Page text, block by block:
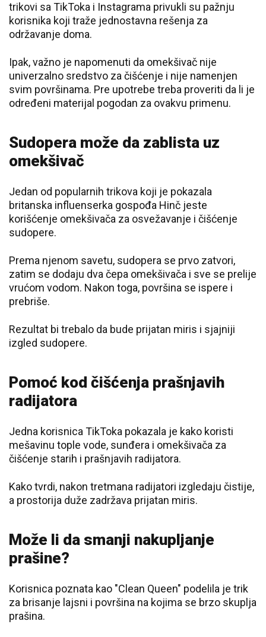
trikovi sa TikToka i Instagrama privukli su pažnju
korisnika koji traže jednostavna rešenja za
održavanje doma.
Ipak, važno je napomenuti da omekšivač nije
univerzalno sredstvo za čišćenje i nije namenjen
svim površinama. Pre upotrebe treba proveriti da li je
određeni materijal pogodan za ovakvu primenu.
Sudopera može da zablista uz
omekšivač
Jedan od popularnih trikova koji je pokazala
britanska influenserka gospođa Hinč jeste
korišćenje omekšivača za osvežavanje i čišćenje
sudopere.
Prema njenom savetu, sudopera se prvo zatvori,
zatim se dodaju dva čepa omekšivača i sve se prelije
vrućom vodom. Nakon toga, površina se ispere i
prebriše.
Rezultat bi trebalo da bude prijatan miris i sjajniji
izgled sudopere.
Pomoć kod čišćenja prašnjavih
radijatora
Jedna korisnica TikToka pokazala je kako koristi
mešavinu tople vode, sunđera i omekšivača za
čišćenje starih i prašnjavih radijatora.
Kako tvrdi, nakon tretmana radijatori izgledaju čistije,
a prostorija duže zadržava prijatan miris.
Može li da smanji nakupljanje
prašine?
Korisnica poznata kao "Clean Queen" podelila je trik
za brisanje lajsni i površina na kojima se brzo skuplja
prašina.